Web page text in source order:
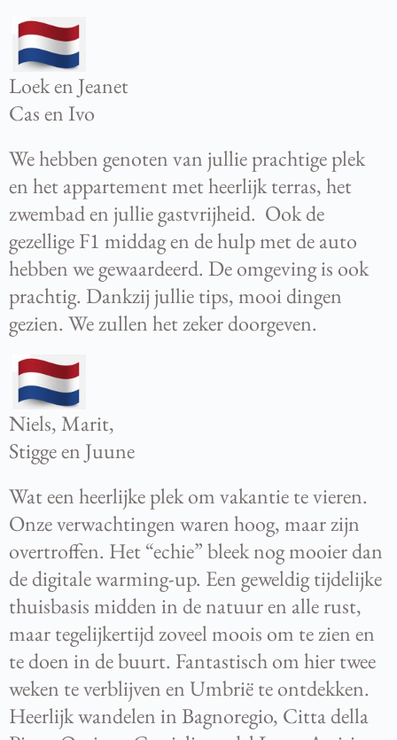
Loek en Jeanet
Cas en Ivo
We hebben genoten van jullie prachtige plek
en het appartement met heerlijk terras, het
zwembad en jullie gastvrijheid. Ook de
gezellige F1 middag en de hulp met de auto
hebben we gewaardeerd. De omgeving is ook
prachtig. Dankzij jullie tips, mooi dingen
gezien. We zullen het zeker doorgeven.
Niels, Marit,
Stigge en Juune
Wat een heerlijke plek om vakantie te vieren.
Onze verwachtingen waren hoog, maar zijn
overtroffen. Het “echie” bleek nog mooier dan
de digitale warming-up. Een geweldig tijdelijke
thuisbasis midden in de natuur en alle rust,
maar tegelijkertijd zoveel moois om te zien en
te doen in de buurt. Fantastisch om hier twee
weken te verblijven en Umbrië te ontdekken.
Heerlijk wandelen in Bagnoregio, Citta della